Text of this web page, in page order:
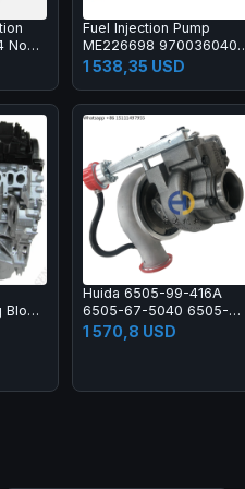
Non
Fuel Injection Pump
ME226698 9700360403
for Mitsubishi Engine
4D34 4D34T
1 538,35 USD
Block
Huida 6505-99-416A
6505-67-5040 6505-
67-5030 Turbocharger
Turbo Kit for PC200
1 570,8 USD